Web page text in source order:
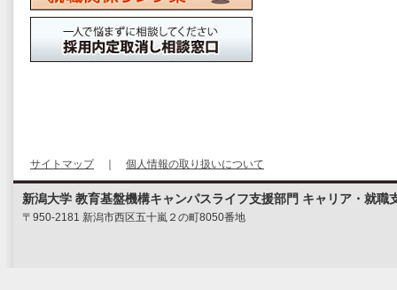
サイトマップ｜ 個人情報の取り扱いについて
新潟大学 教育基盤機構キャンパスライフ支援部門 キャリア・就職
〒950-2181 新潟市西区五十嵐２の町8050番地